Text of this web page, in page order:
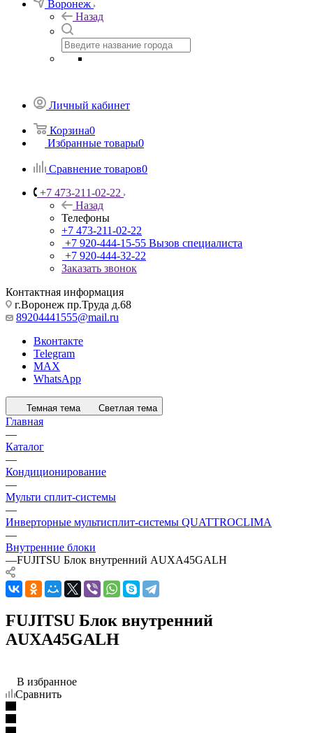
Воронеж
Назад
Личный кабинет
Корзина0
Избранные товары0
Сравнение товаров0
+7 473-211-02-22
Назад
Телефоны
+7 473-211-02-22
+7 920-444-15-55 Вызов специалиста
+7 920-444-32-22
Заказать звонок
Контактная информация
г.Воронеж пр.Труда д.68
89204441555@mail.ru
Вконтакте
Telegram
MAX
WhatsApp
Темная тема Светлая тема
Главная
—
Каталог
—
Кондиционирование
—
Мульти сплит-системы
—
Инверторные мультисплит-системы QUATTROCLIMA
—
Внутренние блоки
—FUJITSU Блок внутренний AUXA45GALH
FUJITSU Блок внутренний
AUXA45GALH
В избранное
Сравнить